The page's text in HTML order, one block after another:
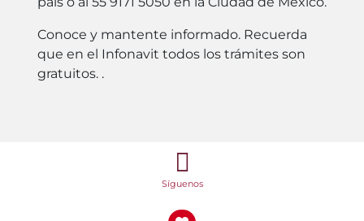
Conoce y mantente informado. Recuerda
que en el Infonavit todos los trámites son
gratuitos. .
Síguenos